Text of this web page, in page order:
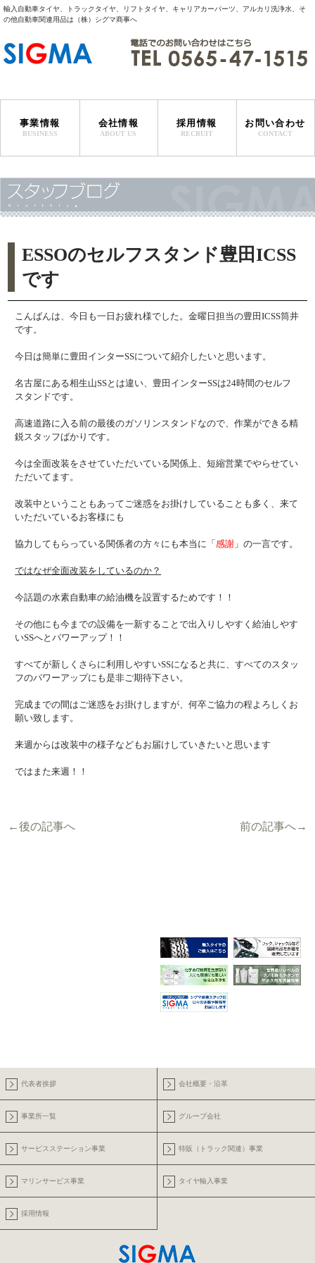
輸入自動車タイヤ、トラックタイヤ、リフトタイヤ、キャリアカーパーツ、アルカリ洗浄水、そ
の他自動車関連用品は（株）シグマ商事へ
事業情報
BUSINESS
会社情報
ABOUT US
採用情報
RECRUIT
お問い合わせ
CONTACT
ESSOのセルフスタンド豊田ICSS
です
こんばんは、今日も一日お疲れ様でした。金曜日担当の豊田ICSS筒井
です。
今日は簡単に豊田インターSSについて紹介したいと思います。
名古屋にある相生山SSとは違い、豊田インターSSは24時間のセルフ
スタンドです。
高速道路に入る前の最後のガソリンスタンドなので、作業ができる精
鋭スタッフばかりです。
今は全面改装をさせていただいている関係上、短縮営業でやらせてい
ただいてます。
改装中ということもあってご迷惑をお掛けしていることも多く、来て
いただいているお客様にも
協力してもらっている関係者の方々にも本当に「感謝 」の一言です。
ではなぜ全面改装をしているのか？
今話題の水素自動車の給油機を設置するためです！！
その他にも今までの設備を一新することで出入りしやすく給油しやす
いSSへとパワーアップ！！
すべてが新しくさらに利用しやすいSSになると共に、すべてのスタッ
フのパワーアップにも是非ご期待下さい。
完成までの間はご迷惑をお掛けしますが、何卒ご協力の程よろしくお
願い致します。
来週からは改装中の様子などもお届けしていきたいと思います
ではまた来週！！
←後の記事へ 前の記事へ→
代表者挨拶 会社概要・沿革
事業所一覧 グループ会社
サービスステーション事業 特販（トラック関連）事業
マリンサービス事業 タイヤ輸入事業
採用情報